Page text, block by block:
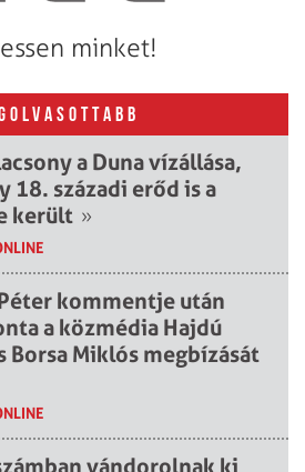
minket!
a Duna vízállása,
18. századi erőd is a
került »
kommentje után
a közmédia Hajdú
Borsa Miklós megbízását
vándorolnak ki